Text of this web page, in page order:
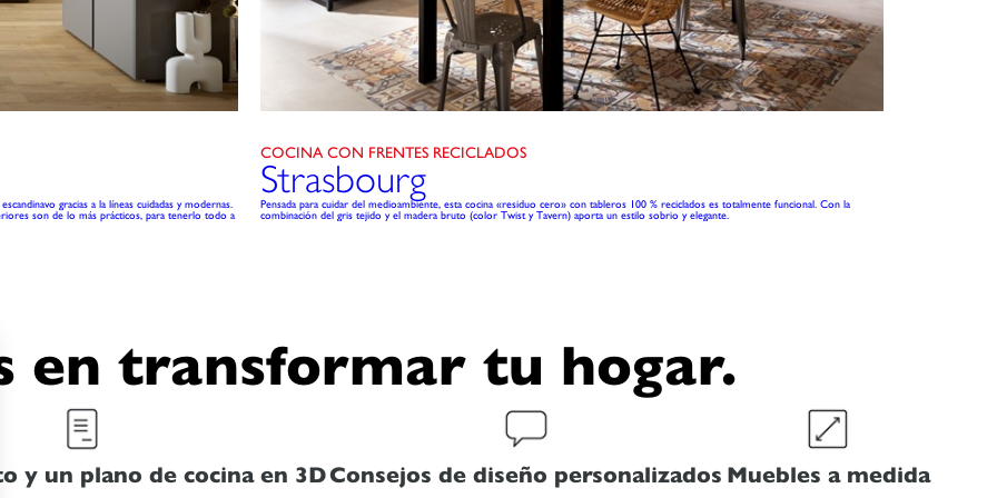
gracias a la líneas cuidadas y modernas.
son de lo más prácticos, para tenerlo todo a
COCINA CON FRENTES RECICLADOS
Strasbourg
Pensada para cuidar del medioambiente, esta cocina «residuo cero» con tableros 100 % reciclados es totalmente funcional. Con la
combinación del gris tejido y el madera bruto (color Twist y Tavern) aporta un estilo sobrio y elegante.
en transformar tu hogar.
y un plano de cocina en 3DConsejos de diseño personalizados Muebles a medida